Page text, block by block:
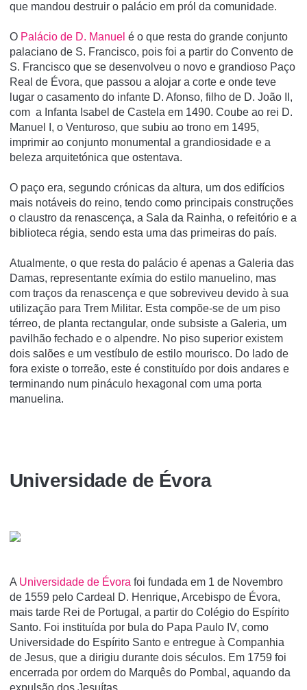
que mandou destruir o palácio em pról da comunidade.
O Palácio de D. Manuel é o que resta do grande conjunto
palaciano de S. Francisco, pois foi a partir do Convento de
S. Francisco que se desenvolveu o novo e grandioso Paço
Real de Évora, que passou a alojar a corte e onde teve
lugar o casamento do infante D. Afonso, filho de D. João II,
com a Infanta Isabel de Castela em 1490. Coube ao rei D.
Manuel I, o Venturoso, que subiu ao trono em 1495,
imprimir ao conjunto monumental a grandiosidade e a
beleza arquitetónica que ostentava.
O paço era, segundo crónicas da altura, um dos edifí­cios
mais notáveis do reino, tendo como principais construções
o claustro da renascença, a Sala da Rainha, o refeitório e a
biblioteca régia, sendo esta uma das primeiras do paí­s.
Atualmente, o que resta do palácio é apenas a Galeria das
Damas, representante exí­mia do estilo manuelino, mas
com traços da renascença e que sobreviveu devido à sua
utilização para Trem Militar. Esta compõe-se de um piso
térreo, de planta rectangular, onde subsiste a Galeria, um
pavilhão fechado e o alpendre. No piso superior existem
dois salões e um vestí­bulo de estilo mourisco. Do lado de
fora existe o torreão, este é constituí­do por dois andares e
terminando num pináculo hexagonal com uma porta
manuelina.
Universidade de Évora
A Universidade de Évora foi fundada em 1 de Novembro
de 1559 pelo Cardeal D. Henrique, Arcebispo de Évora,
mais tarde Rei de Portugal, a partir do Colégio do Espí­rito
Santo. Foi instituí­da por bula do Papa Paulo IV, como
Universidade do Espí­rito Santo e entregue à Companhia
de Jesus, que a dirigiu durante dois séculos. Em 1759 foi
encerrada por ordem do Marquês do Pombal, aquando da
expulsão dos Jesuí­tas.